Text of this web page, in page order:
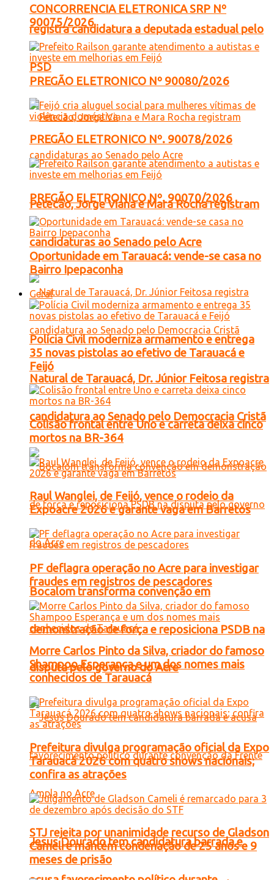
registra candidatura a deputada estadual pelo
PSD
Petecão, Jorge Viana e Mara Rocha registram
candidaturas ao Senado pelo Acre
Natural de Tarauacá, Dr. Júnior Feitosa registra
candidatura ao Senado pelo Democracia Cristã
Bocalom transforma convenção em
demonstração de força e reposiciona PSDB na
disputa pelo governo do Acre
Jesus Dourado tem candidatura barrada e
CONCORRENCIA ELETRONICA SRP Nº
90075/2026
PREGÃO ELETRONICO Nº 90080/2026
PREGÃO ELETRONICO Nº. 90078/2026
PREGÃO ELETRONICO Nº. 90070/2026
Oportunidade em Tarauacá: vende-se casa no
Bairro Ipepaconha
Geral
Polícia Civil moderniza armamento e entrega
35 novas pistolas ao efetivo de Tarauacá e
Feijó
Colisão frontal entre Uno e carreta deixa cinco
mortos na BR-364
Raul Wanglei, de Feijó, vence o rodeio da
Expoacre 2026 e garante vaga em Barretos
PF deflagra operação no Acre para investigar
fraudes em registros de pescadores
Morre Carlos Pinto da Silva, criador do famoso
Shampoo Esperança e um dos nomes mais
conhecidos de Tarauacá
Prefeitura divulga programação oficial da Expo
Tarauacá 2026 com quatro shows nacionais;
confira as atrações
STJ rejeita por unanimidade recurso de Gladson
Cameli e mantém condenação de 25 anos e 9
meses de prisão